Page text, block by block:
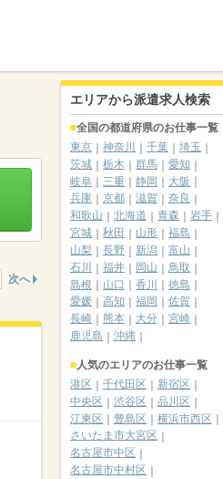
次へ
エリアから派遣求人検索
全国の都道府県のお仕事一覧
東京
神奈川 千葉
埼玉
茨城
栃木 群馬
愛知
岐阜
三重 静岡
大阪
兵庫
京都 滋賀
奈良
和歌山
北海道 青森
岩手
宮城
秋田 山形
福島
山梨
長野 新潟
富山
石川
福井 岡山
鳥取
島根
山口 香川
徳島
愛媛
高知 福岡
佐賀
長崎
熊本 大分
宮崎
鹿児島
沖縄
人気のエリアのお仕事一覧
港区
千代田区
新宿区
中央区
渋谷区
品川区
江東区
豊島区
横浜市西区
さいたま市大宮区
名古屋市中区
名古屋市中村区